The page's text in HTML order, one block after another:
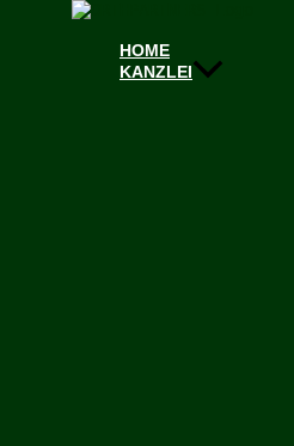
Zum Inhalt springen
HOME
KANZLEI